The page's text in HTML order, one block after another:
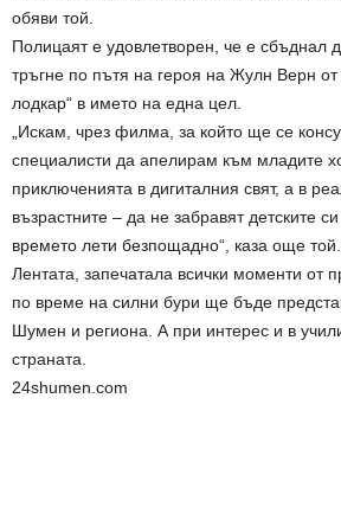
обяви той.
Полицаят е удовлетворен, че е сбъднал
тръгне по пътя на героя на Жулн Верн от
лодкар“ в името на една цел.
„Искам, чрез филма, за който ще се
специалисти да апелирам към младите
приключенията в дигиталния свят, а в
възрастните – да не забравят детските
времето лети безпощадно“, каза още той.
Лентата, запечатала всички моменти от
по време на силни бури ще бъде
Шумен и региона. А при интерес и в
страната.
24shumen.com